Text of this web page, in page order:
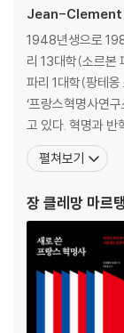
군대의 혁명
3부 적대관계와 경쟁
공포정이라고 말씀
예외적인 방데, 공공
반혁명
우리의 유산
참고문헌
찾아보기
Jean-
1948년생으로
리 13대학(소르본
파리 1대학(팡테
‘프랑스혁명사연
고 있다. 혁명과 반
서는 다음과 같다. 『1793년 1월 21일, 왕의 처형L’Execution du ro
i, 21 janvier 1793
펼쳐보기
장 클레망 마르탱